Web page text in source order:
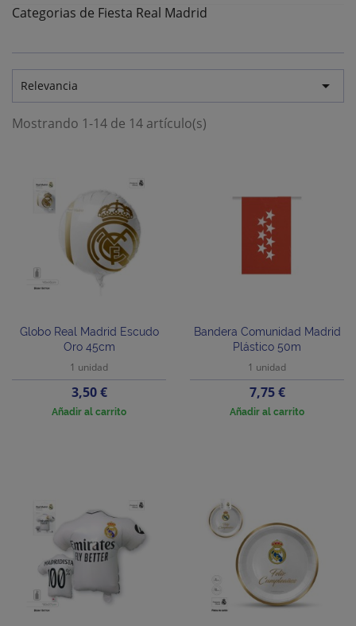
Categorias de Fiesta Real Madrid
Relevancia 
Mostrando 1-14 de 14 artículo(s)
Globo Real Madrid Escudo
Oro 45cm
1 unidad
Precio
3,50 €
Añadir al carrito
Bandera Comunidad Madrid
Plástico 50m
1 unidad
Precio
7,75 €
Añadir al carrito